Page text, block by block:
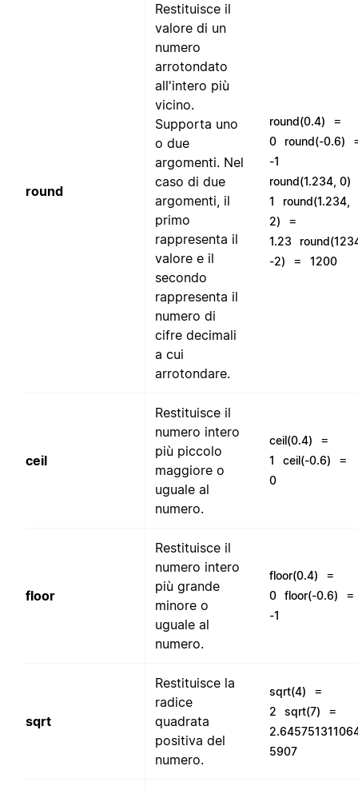
round
Restituisce il
valore di un
numero
arrotondato
all'intero più
vicino.
Supporta uno
o due
argomenti. Nel
caso di due
argomenti, il
primo
rappresenta il
valore e il
secondo
rappresenta il
numero di
cifre decimali
a cui
arrotondare.
round(0.4) =
0 round(-0.6)
-1
round(1.234, 0)
1
round(1.234,
2)
=
1.23
-2)
= 1200
ceil
Restituisce il
numero intero
più piccolo
maggiore o
uguale al
numero.
ceil(0.4) =
1 ceil(-0.6) =
0
floor
Restituisce il
numero intero
più grande
minore o
uguale al
numero.
floor(0.4) =
0 floor(-0.6) =
-1
sqrt
Restituisce la
radice
quadrata
positiva del
numero.
sqrt(4) =
2 sqrt(7) =
5907